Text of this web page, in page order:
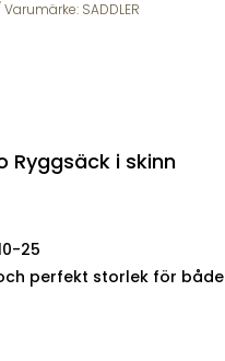
Varumärke: SADDLER
Ryggsäck i skinn
25
perfekt storlek för både